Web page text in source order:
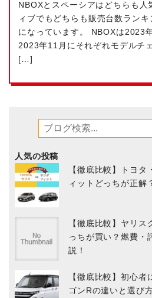
NBOXとスペーシアはどちらも人
ィブでもどちらも販売台数ラン
になっています。 NBOXは2023
2023年11月にそれぞれモデルチ
[…]
人気の投稿
【徹底比較】トヨ
ィットどっちが正解
【徹底比較】ヤリ
っちが買い？燃費・
説！
【徹底比較】初心
ゴンRの違いと選び